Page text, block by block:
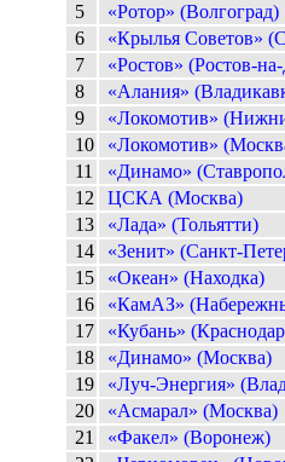
5
«Ротор» (Волгоград)
6
«Крылья Советов»
7
«Ростов» (Ростов-
8
«Алания»
9
«Локомотив»
10
«Локомотив»
11
«Динамо»
12
ЦСКА (Москва)
13
«Лада» (Тольятти)
14
«Зенит» (Санкт-
15
«Океан» (Находка)
16
«КамАЗ»
17
«Кубань»
18
«Динамо» (Москва)
19
«Луч-Энергия»
20
«Асмарал» (Москва)
21
«Факел» (Воронеж)